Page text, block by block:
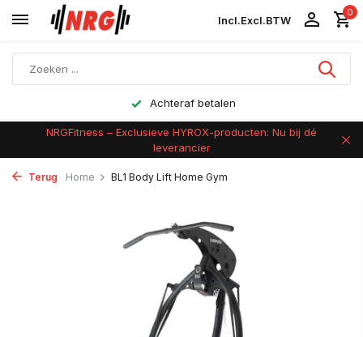
Incl.Excl.BTW
0
Achteraf betalen
NRGFitness – Exclusieve HYROX-producten: Nu bij dé
leverancier
Terug Home BL1 Body Lift Home Gym